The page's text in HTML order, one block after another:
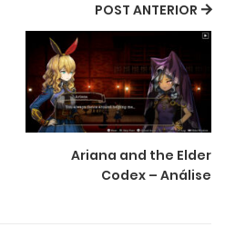
POST ANTERIOR
Ariana and the Elder
Codex – Análise